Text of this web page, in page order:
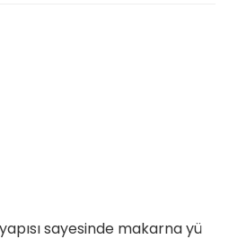
sayesinde makarna yü